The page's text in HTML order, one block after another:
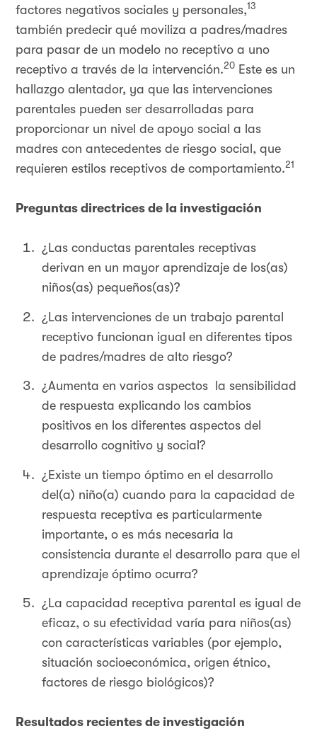
factores negativos sociales y personales,13
también predecir qué moviliza a padres/madres
para pasar de un modelo no receptivo a uno
receptivo a través de la intervención.20 Este es un
hallazgo alentador, ya que las intervenciones
parentales pueden ser desarrolladas para
proporcionar un nivel de apoyo social a las
madres con antecedentes de riesgo social, que
requieren estilos receptivos de comportamiento.21
Preguntas directrices de la investigación
¿Las conductas parentales receptivas
derivan en un mayor aprendizaje de los(as)
niños(as) pequeños(as)?
¿Las intervenciones de un trabajo parental
receptivo funcionan igual en diferentes tipos
de padres/madres de alto riesgo?
¿Aumenta en varios aspectos la sensibilidad
de respuesta explicando los cambios
positivos en los diferentes aspectos del
desarrollo cognitivo y social?
¿Existe un tiempo óptimo en el desarrollo
del(a) niño(a) cuando para la capacidad de
respuesta receptiva es particularmente
importante, o es más necesaria la
consistencia durante el desarrollo para que el
aprendizaje óptimo ocurra?
¿La capacidad receptiva parental es igual de
eficaz, o su efectividad varía para niños(as)
con características variables (por ejemplo,
situación socioeconómica, origen étnico,
factores de riesgo biológicos)?
Resultados recientes de investigación